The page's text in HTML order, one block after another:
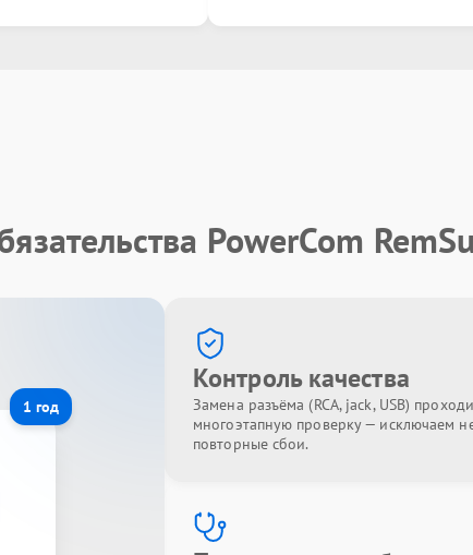
PowerCom
1 год
Контроль качества
Замена разъёма (RCA, jack, USB)
многоэтапную проверку — исключаем
повторные сбои.